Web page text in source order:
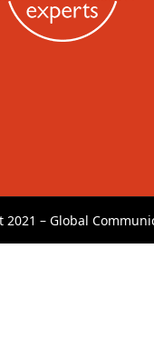
2021 – Global